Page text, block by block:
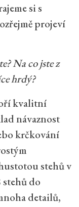
si s
projeví
Na co jste z
hrdý?
kvalitní
návaznost
krčkování
stehů v
do
detailů,